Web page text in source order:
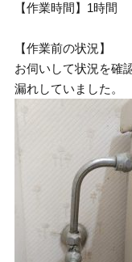
【作業時間】1時間
【作業前の状況】
お伺いして状況を確
漏れしていました。